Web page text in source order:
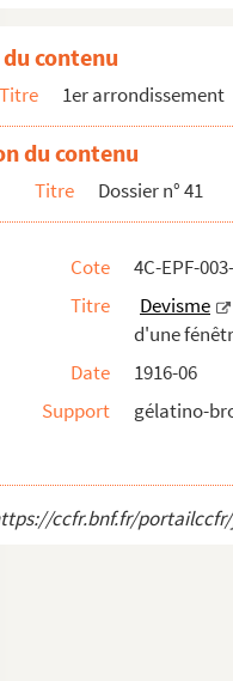
Vue d'ensemble
rue Montorgueil. Vue
Détail d'une sculpture, au
Détail d'une sculpture au
contenu
Titre 1er arrondissement
du contenu
Titre Dossier n° 41
Cote
4C-EPF-
Titre
Devisme
d'une
Date
1916-06
Support
gélatino-
ccfr.bnf.fr/portailccfr/